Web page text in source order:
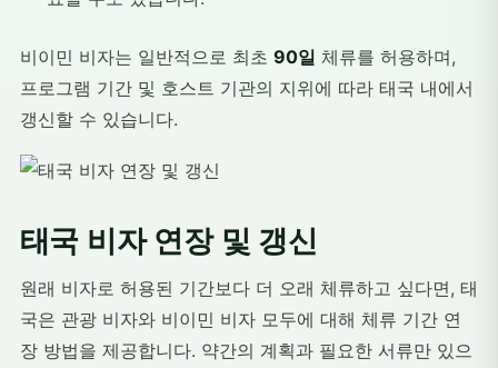
비이민 비자는 일반적으로 최초 90일 체류를 허용하며,
프로그램 기간 및 호스트 기관의 지위에 따라 태국 내에서
갱신할 수 있습니다.
태국 비자 연장 및 갱신
원래 비자로 허용된 기간보다 더 오래 체류하고 싶다면, 태
국은 관광 비자와 비이민 비자 모두에 대해 체류 기간 연
장 방법을 제공합니다. 약간의 계획과 필요한 서류만 있으